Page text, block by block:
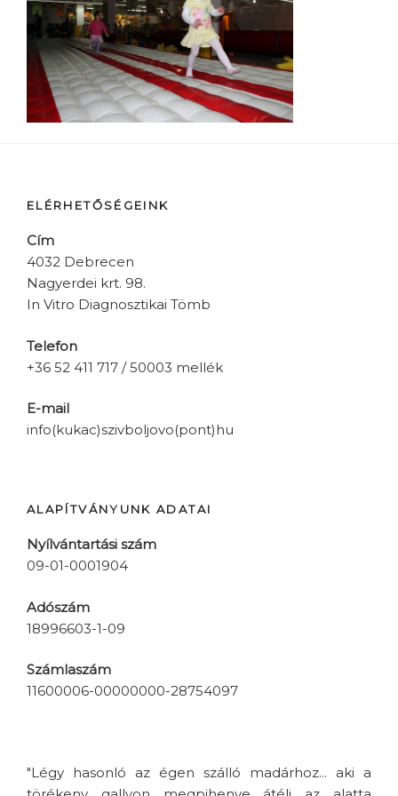
ELÉRHETŐSÉGEINK
Cím
4032 Debrecen
Nagyerdei krt. 98.
In Vitro Diagnosztikai Tömb
Telefon
+36 52 411 717 / 50003 mellék
E-mail
info(kukac)szivboljovo(pont)hu
ALAPÍTVÁNYUNK ADATAI
Nyílvántartási szám
09-01-0001904
Adószám
18996603-1-09
Számlaszám
11600006-00000000-28754097
"Légy hasonló az égen szálló madárhoz... aki a